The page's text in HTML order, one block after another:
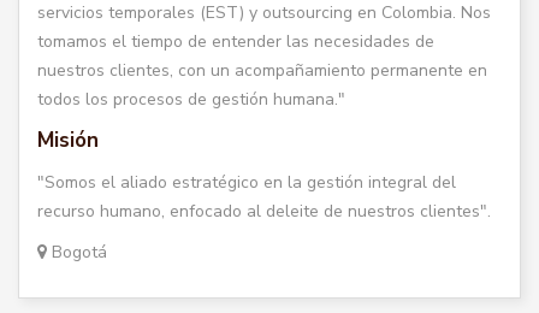
servicios temporales (EST) y outsourcing en Colombia. Nos
tomamos el tiempo de entender las necesidades de
nuestros clientes, con un acompañamiento permanente en
todos los procesos de gestión humana."
Misión
"Somos el aliado estratégico en la gestión integral del
recurso humano, enfocado al deleite de nuestros clientes".
Bogotá